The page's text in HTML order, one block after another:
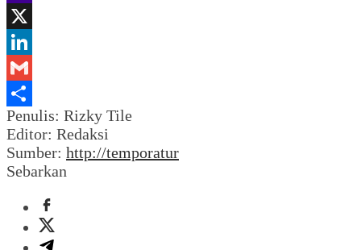
Yahoo
Mail
X
LinkedIn
Gmail
Share
Penulis: Rizky Tile
Editor: Redaksi
Sumber: http://temporatur
Sebarkan